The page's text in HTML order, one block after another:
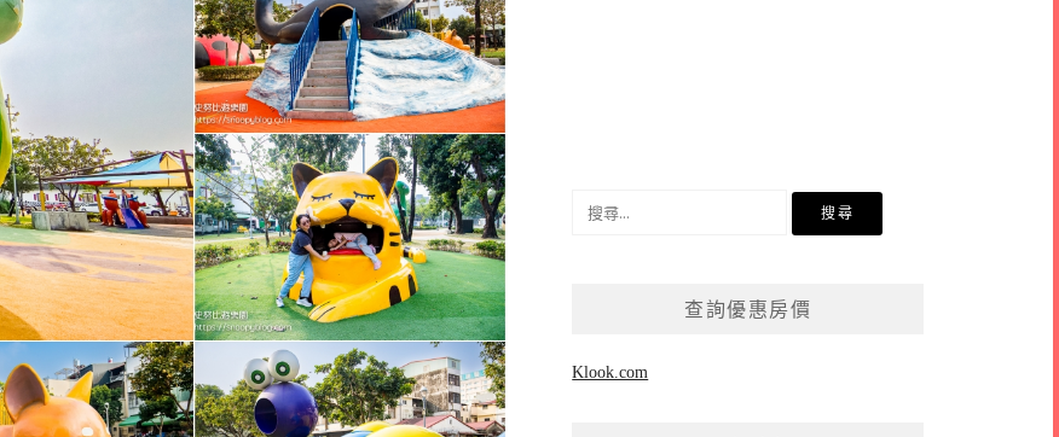
查詢優惠房價
Klook.com